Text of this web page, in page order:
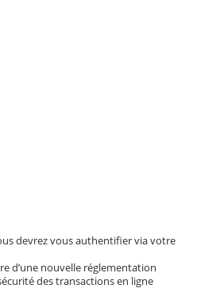
devrez vous authentifier via votre
d’une nouvelle réglementation
des transactions en ligne